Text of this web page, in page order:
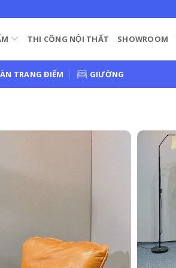
THI CÔNG NỘI THẤT SHOWROOM
TRANG ĐIỂM GIƯỜNG